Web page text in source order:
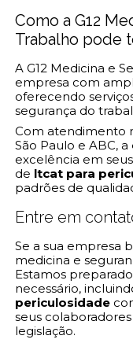
Como a G12
Trabalho pode
A G12 Medicina e
empresa com
oferecendo
segurança do
Com atendimento
São Paulo e ABC,
excelência em
de ltcat para
padrões de
Entre em
Se a sua empresa
medicina e
Estamos
necessário,
periculosidade
seus
legislação.